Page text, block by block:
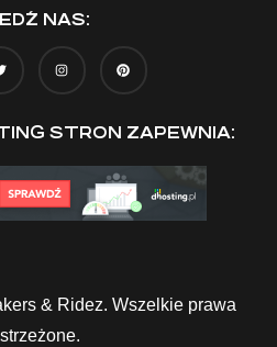
NAS:
STRON ZAPEWNIA:
& Ridez. Wszelkie prawa